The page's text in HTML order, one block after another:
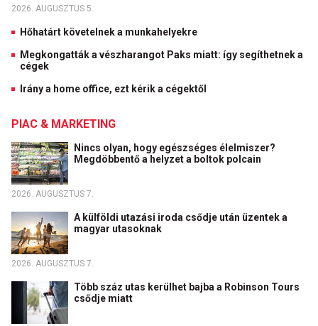
2026. AUGUSZTUS 5.
Hőhatárt követelnek a munkahelyekre
Megkongatták a vészharangot Paks miatt: így segíthetnek a
cégek
Irány a home office, ezt kérik a cégektől
PIAC & MARKETING
Nincs olyan, hogy egészséges élelmiszer?
Megdöbbentő a helyzet a boltok polcain
2026. AUGUSZTUS 7.
A külföldi utazási iroda csődje után üzentek a
magyar utasoknak
2026. AUGUSZTUS 7.
Több száz utas kerülhet bajba a Robinson Tours
csődje miatt